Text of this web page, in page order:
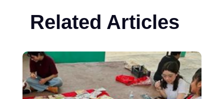
Related Articles